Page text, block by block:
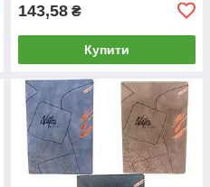
143,58 ₴
Купити